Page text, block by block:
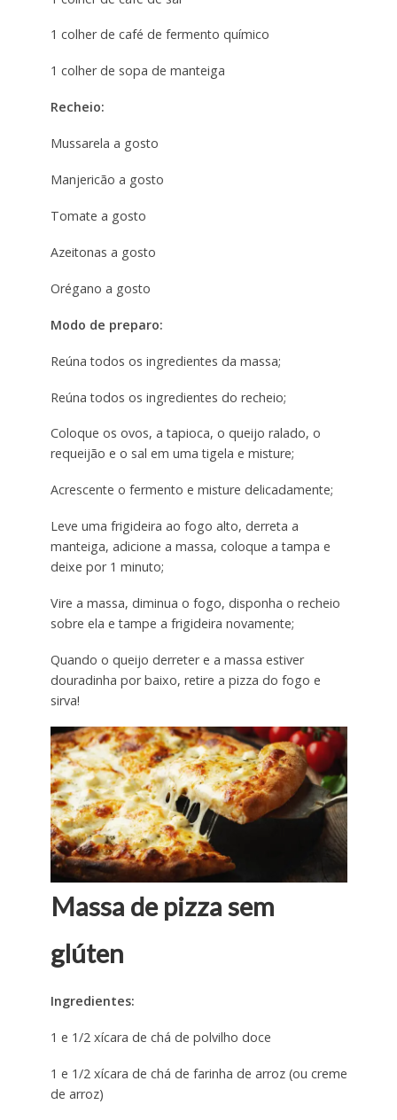
1 colher de café de fermento químico
1 colher de sopa de manteiga
Recheio:
Mussarela a gosto
Manjericão a gosto
Tomate a gosto
Azeitonas a gosto
Orégano a gosto
Modo de preparo:
Reúna todos os ingredientes da massa;
Reúna todos os ingredientes do recheio;
Coloque os ovos, a tapioca, o queijo ralado, o
requeijão e o sal em uma tigela e misture;
Acrescente o fermento e misture delicadamente;
Leve uma frigideira ao fogo alto, derreta a
manteiga, adicione a massa, coloque a tampa e
deixe por 1 minuto;
Vire a massa, diminua o fogo, disponha o recheio
sobre ela e tampe a frigideira novamente;
Quando o queijo derreter e a massa estiver
douradinha por baixo, retire a pizza do fogo e
sirva!
Massa de pizza sem
glúten
Ingredientes:
1 e 1/2 xícara de chá de polvilho doce
1 e 1/2 xícara de chá de farinha de arroz (ou creme
de arroz)